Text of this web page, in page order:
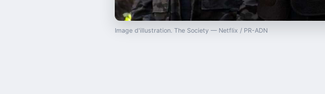
Image d'illustration. The Society — Netflix / PR-ADN